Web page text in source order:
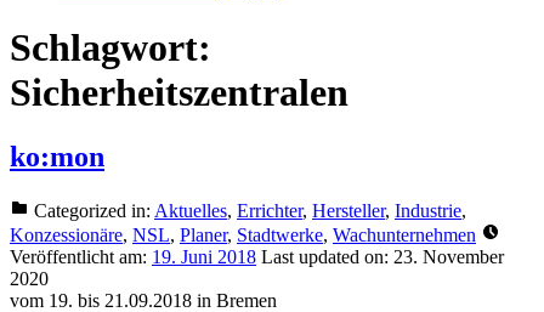
Schlagwort:
Sicherheitszentralen
ko:mon
Categorized in: Aktuelles, Errichter, Hersteller, Industrie,
Konzessionäre, NSL, Planer, Stadtwerke, Wachunternehmen
Veröffentlicht am: 19. Juni 2018 Last updated on: 23. November
2020
vom 19. bis 21.09.2018 in Bremen